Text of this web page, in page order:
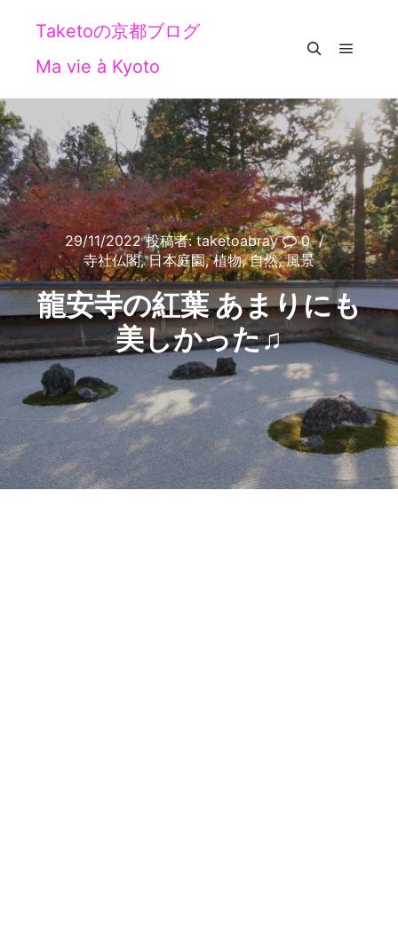
Taketoの京都ブログ
Ma vie à Kyoto
29/11/2022投稿者:taketoabray
0
寺社仏閣,日本庭園,植物,自然,風景
龍安寺の紅葉 あまりにも
美しかった♫